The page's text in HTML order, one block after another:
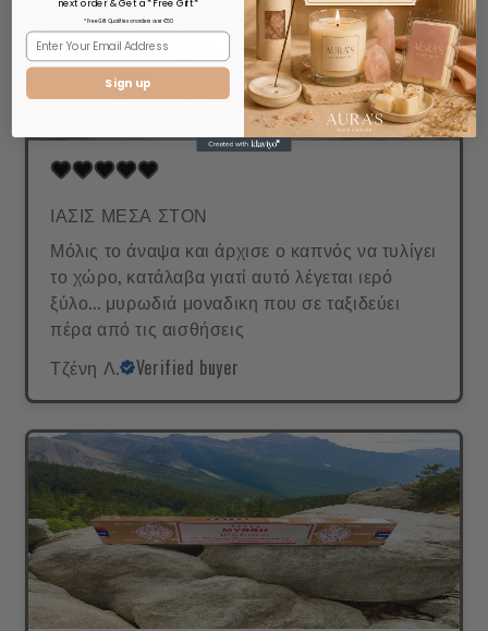
ΙΑΣΙΣ ΜΕΣΑ ΣΤΟΝ
Μόλις το άναψα και άρχισε ο καπνός να τυλίγει
το χώρο, κατάλαβα γιατί αυτό λέγεται ιερό
ξύλο... μυρωδιά μοναδικη που σε ταξιδεύει
πέρα από τις αισθήσεις
Τζένη Λ.
Verified buyer
next order & Get a *Free Gift*
* Free Gift Qualifies on orders over €50
Sign up